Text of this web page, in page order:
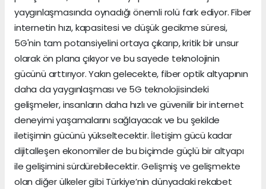
yaygınlaşmasında oynadığı önemli rolü fark ediyor. Fiber
internetin hızı, kapasitesi ve düşük gecikme süresi,
5G'nin tam potansiyelini ortaya çıkarıp, kritik bir unsur
olarak ön plana çıkıyor ve bu sayede teknolojinin
gücünü arttırıyor. Yakın gelecekte, fiber optik altyapının
daha da yaygınlaşması ve 5G teknolojisindeki
gelişmeler, insanların daha hızlı ve güvenilir bir internet
deneyimi yaşamalarını sağlayacak ve bu şekilde
iletişimin gücünü yükseltecektir. İletişim gücü kadar
dijitalleşen ekonomiler de bu biçimde güçlü bir altyapı
ile gelişimini sürdürebilecektir. Gelişmiş ve gelişmekte
olan diğer ülkeler gibi Türkiye’nin dünyadaki rekabet